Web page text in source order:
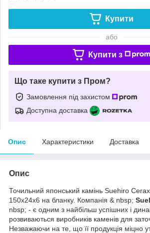
Купити
або
Купити з
Що таке купити з Пром?
Замовлення під захистом
Доступна доставка
Опис Характеристики Доставка
Опис
Точильний японський камінь Suehiro
150х24х6 на бланку. Компанія & nbsp;
nbsp; - є одним з найбільш успішних і
розвиваються виробників каменів для
Незважаючи на те, що її продукція міцно